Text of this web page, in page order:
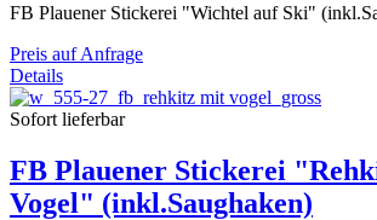
FB Plauener Stickerei "Wichtel auf Ski"
Preis auf Anfrage
Details
Sofort lieferbar
FB Plauener Stickerei
Vogel" (inkl.Saughaken)